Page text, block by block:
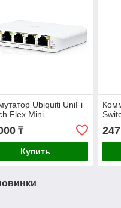
Ubiquiti UniFi
Flex Mini
₸
Купить